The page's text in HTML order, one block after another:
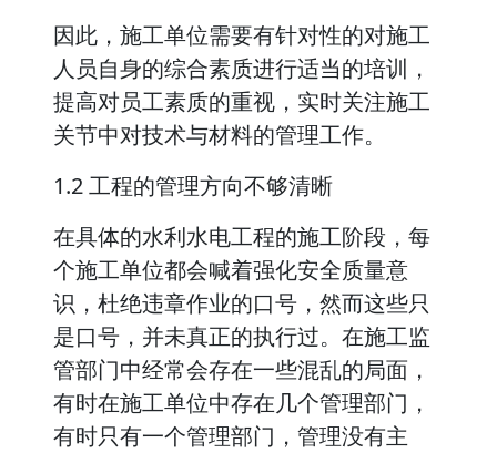
因此，施工单位需要有针对性的对施工
人员自身的综合素质进行适当的培训，
提高对员工素质的重视，实时关注施工
关节中对技术与材料的管理工作。
1.2 工程的管理方向不够清晰
在具体的水利水电工程的施工阶段，每
个施工单位都会喊着强化安全质量意
识，杜绝违章作业的口号，然而这些只
是口号，并未真正的执行过。在施工监
管部门中经常会存在一些混乱的局面，
有时在施工单位中存在几个管理部门，
有时只有一个管理部门，管理没有主